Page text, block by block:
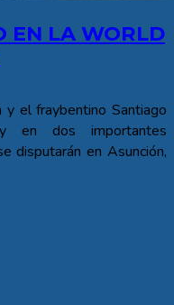
EN LA WORLD
el fraybentino Santiago
en dos importantes
disputarán en Asunción,